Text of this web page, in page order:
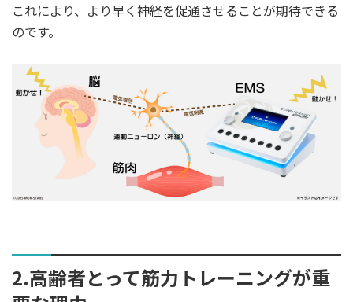
これにより、より早く神経を促通させることが期待できる
のです。
2.高齢者とって筋力トレーニングが重